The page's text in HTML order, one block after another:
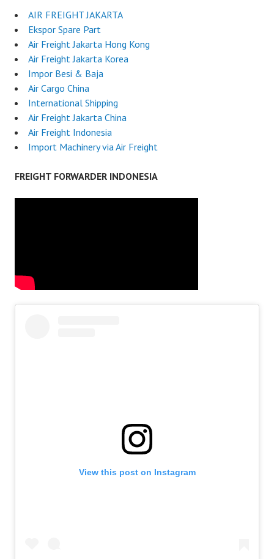
AIR FREIGHT JAKARTA
Ekspor Spare Part
Air Freight Jakarta Hong Kong
Air Freight Jakarta Korea
Impor Besi & Baja
Air Cargo China
International Shipping
Air Freight Jakarta China
Air Freight Indonesia
Import Machinery via Air Freight
FREIGHT FORWARDER INDONESIA
View this post on Instagram